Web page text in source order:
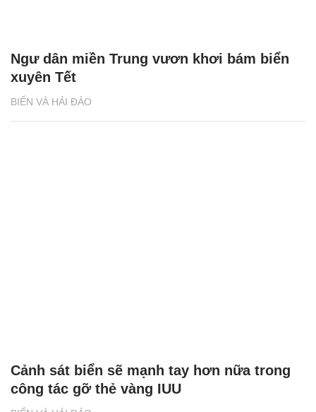
BIỂN VÀ HẢI ĐẢO
Ngư dân miền Trung vươn khơi bám biển
xuyên Tết
Cảnh sát biển sẽ mạnh tay hơn nữa trong
công tác gỡ thẻ vàng IUU